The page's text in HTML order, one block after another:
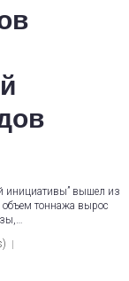
инициативы” вышел из
тоннажа вырос
)